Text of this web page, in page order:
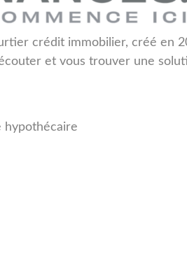
crédit immobilier, créé en
et vous trouver une
hypothécaire